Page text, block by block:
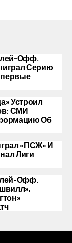
Офф.
Серию
Устроил
СМИ
Об
«ПСЖ» И
Лиги
Офф.